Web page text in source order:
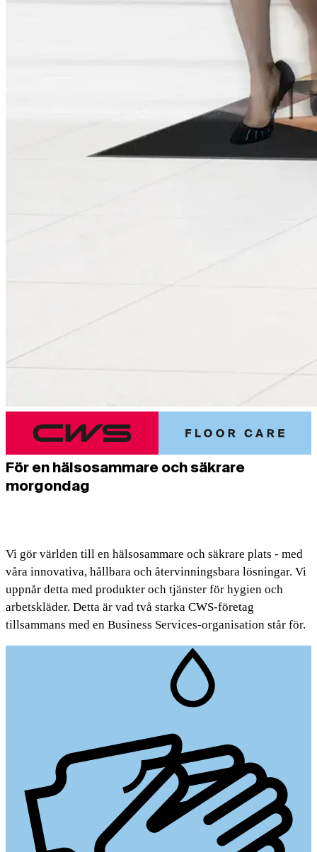
För en hälsosammare och säkrare
morgondag
Vi gör världen till en hälsosammare och säkrare plats - med
våra innovativa, hållbara och återvinningsbara lösningar. Vi
uppnår detta med produkter och tjänster för hygien och
arbetskläder. Detta är vad två starka CWS-företag
tillsammans med en Business Services-organisation står för.